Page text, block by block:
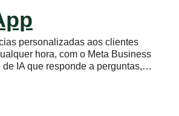
personalizadas aos clientes
hora, com o Meta Business
de IA que responde a perguntas,…